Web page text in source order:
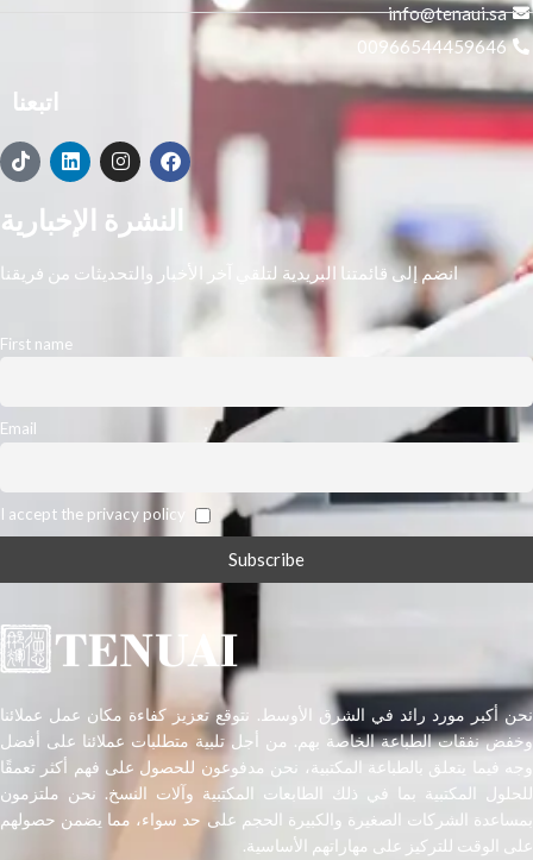
info@tenaui.sa
00966544459646
اتبعنا
النشرة الإخبارية
انضم إلى قائمتنا البريدية لتلقي آخر الأخبار والتحديثات من فريقنا
First name
Email
نحن أكبر مورد رائد في الشرق الأوسط. نتوقع تعزيز كفاءة مكان عمل عملائنا
وخفض نفقات الطباعة الخاصة بهم. من أجل تلبية متطلبات عملائنا على أفضل
وجه فيما يتعلق بالطباعة المكتبية، نحن مدفوعون للحصول على فهم أكثر تعمقًا
للحلول المكتبية بما في ذلك الطابعات المكتبية وآلات النسخ. نحن ملتزمون
بمساعدة الشركات الصغيرة والكبيرة الحجم على حد سواء، مما يضمن حصولهم
على الوقت للتركيز على مهاراتهم الأساسية.